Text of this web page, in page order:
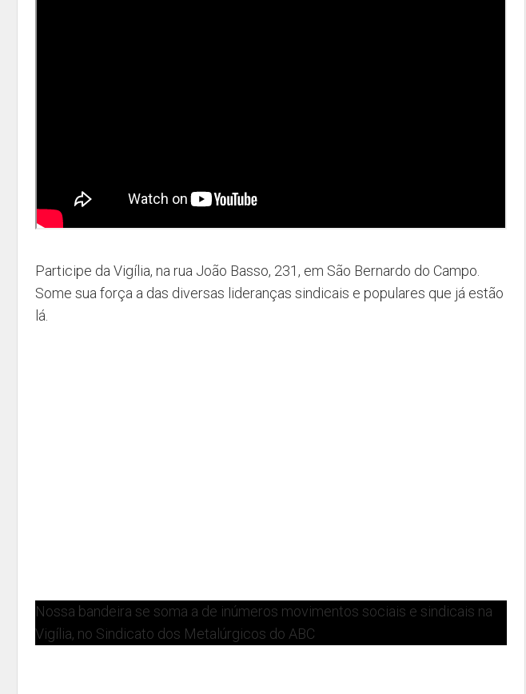
Participe da Vigília, na rua João Basso, 231, em São Bernardo do Campo.
Some sua força a das diversas lideranças sindicais e populares que já estão
lá.
Nossa bandeira se soma a de inúmeros movimentos sociais e sindicais na
Vigília, no Sindicato dos Metalúrgicos do ABC